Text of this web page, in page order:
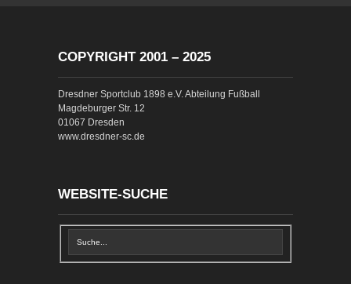
COPYRIGHT 2001 – 2025
Dresdner Sportclub 1898 e.V. Abteilung Fußball
Magdeburger Str. 12
01067 Dresden
www.dresdner-sc.de
WEBSITE-SUCHE